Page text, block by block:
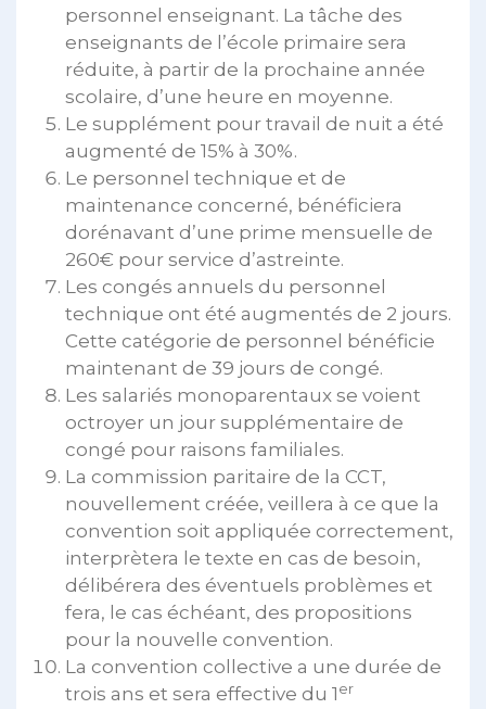
personnel enseignant. La tâche des
enseignants de l’école primaire sera
réduite, à partir de la prochaine année
scolaire, d’une heure en moyenne.
Le supplément pour travail de nuit a été
augmenté de 15% à 30%.
Le personnel technique et de
maintenance concerné, bénéficiera
dorénavant d’une prime mensuelle de
260€ pour service d’astreinte.
Les congés annuels du personnel
technique ont été augmentés de 2 jours.
Cette catégorie de personnel bénéficie
maintenant de 39 jours de congé.
Les salariés monoparentaux se voient
octroyer un jour supplémentaire de
congé pour raisons familiales.
La commission paritaire de la CCT,
nouvellement créée, veillera à ce que la
convention soit appliquée correctement,
interprètera le texte en cas de besoin,
délibérera des éventuels problèmes et
fera, le cas échéant, des propositions
pour la nouvelle convention.
La convention collective a une durée de
trois ans et sera effective du 1 er